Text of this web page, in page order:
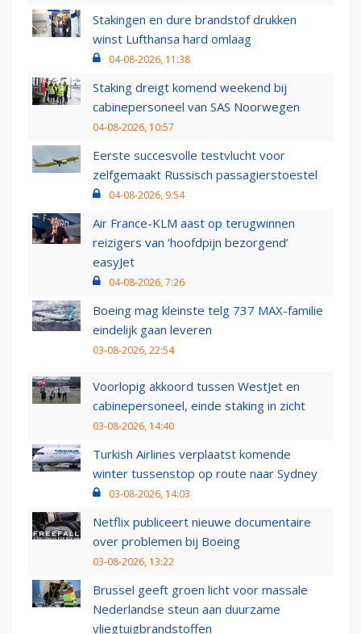
Stakingen en dure brandstof drukken
winst Lufthansa hard omlaag
04-08-2026, 11:38
Staking dreigt komend weekend bij
cabinepersoneel van SAS Noorwegen
04-08-2026, 10:57
Eerste succesvolle testvlucht voor
zelfgemaakt Russisch passagierstoestel
04-08-2026, 9:54
Air France-KLM aast op terugwinnen
reizigers van ‘hoofdpijn bezorgend’
easyJet
04-08-2026, 7:26
Boeing mag kleinste telg 737 MAX-familie
eindelijk gaan leveren
03-08-2026, 22:54
Voorlopig akkoord tussen WestJet en
cabinepersoneel, einde staking in zicht
03-08-2026, 14:40
Turkish Airlines verplaatst komende
winter tussenstop op route naar Sydney
03-08-2026, 14:03
Netflix publiceert nieuwe documentaire
over problemen bij Boeing
03-08-2026, 13:22
Brussel geeft groen licht voor massale
Nederlandse steun aan duurzame
vliegtuigbrandstoffen